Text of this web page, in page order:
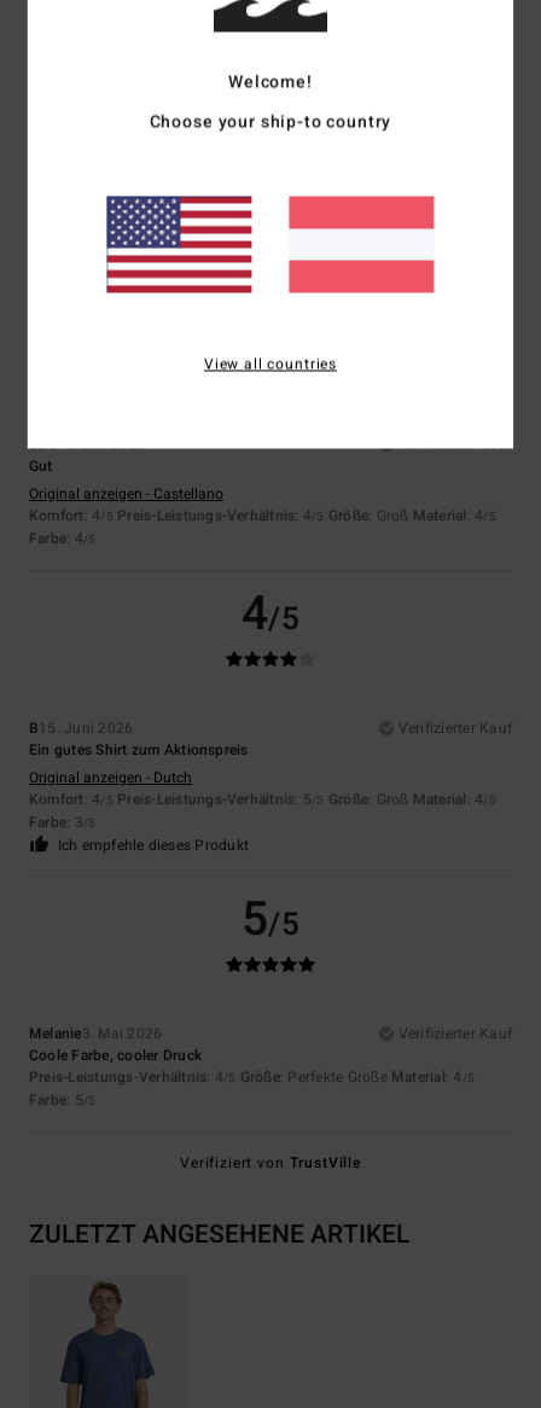
Luis10. Juli 2026
Verifizierter Kauf
Gut
Original anzeigen - Castellano
Komfort: 4/5 Preis-Leistungs-Verhältnis: 4/5 Größe: Groß Material: 4/5
Farbe: 4/5
4/5
B15. Juni 2026
Verifizierter Kauf
Ein gutes Shirt zum Aktionspreis
Original anzeigen - Dutch
Komfort: 4/5 Preis-Leistungs-Verhältnis: 5/5 Größe: Groß Material: 4/5
Farbe: 3/5
Ich empfehle dieses Produkt
5/5
Melanie3. Mai 2026
Verifizierter Kauf
Coole Farbe, cooler Druck
Preis-Leistungs-Verhältnis: 4/5 Größe: Perfekte Größe Material: 4 /5
Farbe: 5/5
Verifiziert von TrustVille
ZULETZT ANGESEHENE ARTIKEL
Welcome!
Choose your ship-to country
View all countries